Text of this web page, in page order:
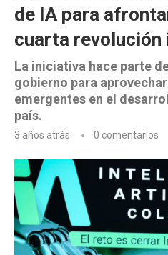
de IA para
cuarta
La iniciativa hace parte
gobierno para
emergentes en el
país.
3 años atrás 0 comentarios